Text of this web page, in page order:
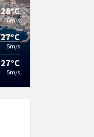
28°C
6m/s
27°C
5m/s
27°C
5m/s